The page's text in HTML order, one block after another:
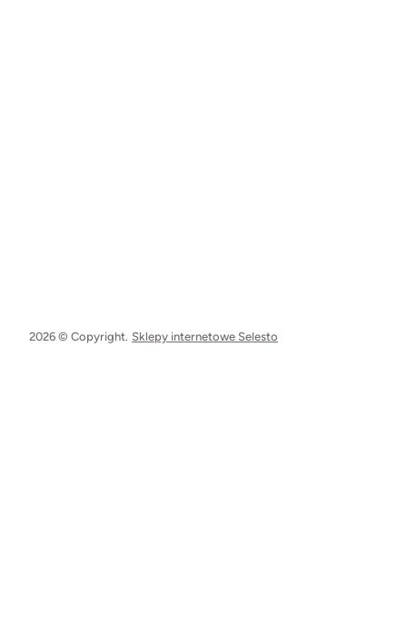
2026 © Copyright. Sklepy internetowe Selesto